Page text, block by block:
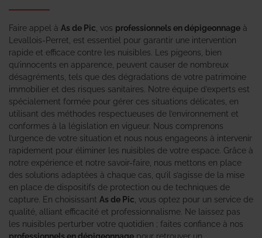
Faire appel à As de Pic , vos professionnels en dépigeonnage à
Levallois-Perret, est essentiel pour garantir une intervention
rapide et efficace contre les nuisibles. Les pigeons, bien
qu’innocents en apparence, peuvent causer de nombreux
désagréments, tels que des dégradations de votre patrimoine
immobilier et des risques sanitaires. Notre équipe d’experts est
spécialement formée pour gérer ces situations délicates, en
utilisant des méthodes respectueuses de l’environnement et
conformes à la législation en vigueur. Nous comprenons
l’urgence de votre situation et nous nous engageons à intervenir
rapidement pour éliminer les nuisibles de votre espace. Grâce à
notre expérience et notre savoir-faire, nous mettons en place
des solutions adaptées à chaque cas, qu’il s’agisse de la mise
en place de dispositifs de protection ou de techniques de
capture. En choisissant As de Pic , vous optez pour un service de
qualité, alliant efficacité et professionnalisme. Ne laissez pas
les nuisibles perturber votre quotidien ; faites confiance à nos
professionnels en dépigeonnage pour retrouver un